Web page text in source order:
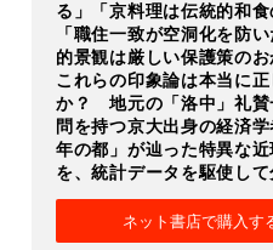
る」「京料理は伝統的和食
「職住一致が空洞化を防
的景観は厳しい保護策の
これらの印象論は本当に
か？ 地元の「洛中」礼賛
問を持つ京大出身の経済
年の都」が辿った特異な
を、統計データを駆使して
ネット書店で購入す